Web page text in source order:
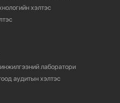
хэлтэс
лаборатори
аудитын хэлтэс